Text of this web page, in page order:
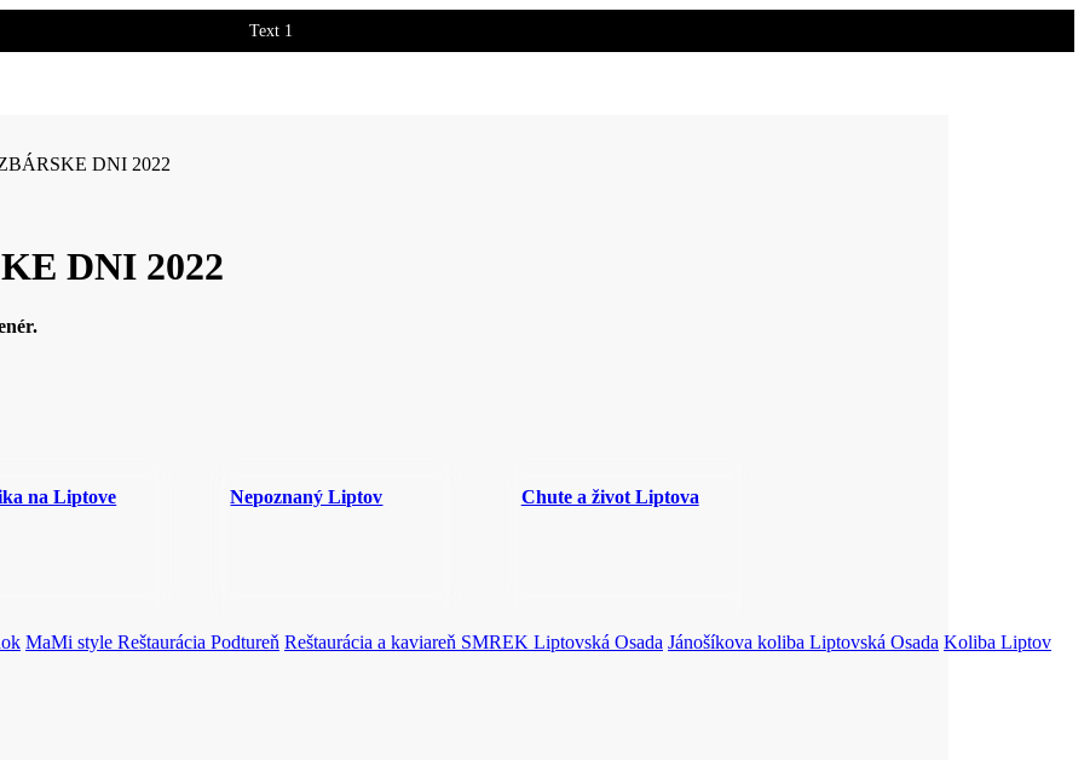
Text 1
na Liptove Nepoznaný Liptov Chute a život Liptova
DNI 2022
DNI 2022
MaMi style Reštaurácia Podtureň Reštaurácia a kaviareň SMREK Liptovská Osada Jánošíkova koliba Liptovská Osada Koliba Liptov